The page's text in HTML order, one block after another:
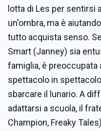
lotta di Les per sentirsi
un'ombra, ma è
tutto acquista senso.
Smart (Janney) sia
famiglia, è preoccupata
spettacolo in
sbarcare il lunario. A
adattarsi a scuola, il
Champion, Freaky